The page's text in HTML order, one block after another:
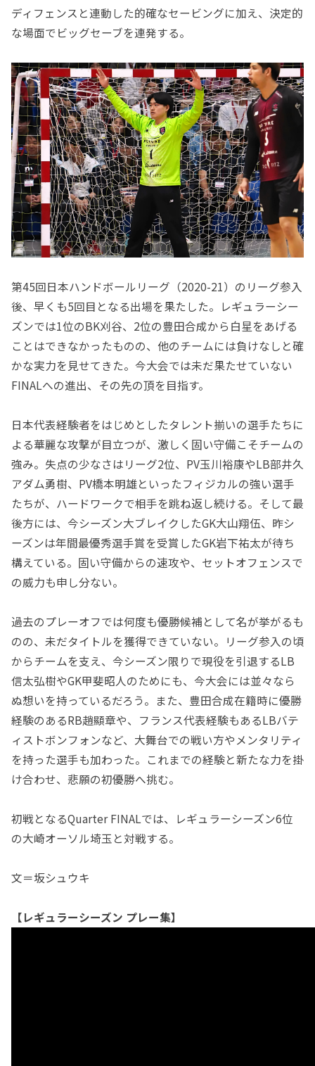
ディフェンスと連動した的確なセービングに加え、決定的
な場面でビッグセーブを連発する。
第45回日本ハンドボールリーグ（2020-21）のリーグ参入
後、早くも5回目となる出場を果たした。レギュラーシー
ズンでは1位のBK刈谷、2位の豊田合成から白星をあげる
ことはできなかったものの、他のチームには負けなしと確
かな実力を見せてきた。今大会では未だ果たせていない
FINALへの進出、その先の頂を目指す。
日本代表経験者をはじめとしたタレント揃いの選手たちに
よる華麗な攻撃が目立つが、激しく固い守備こそチームの
強み。失点の少なさはリーグ2位、PV玉川裕康やLB部井久
アダム勇樹、PV橋本明雄といったフィジカルの強い選手
たちが、ハードワークで相手を跳ね返し続ける。そして最
後方には、今シーズン大ブレイクしたGK大山翔伍、昨シ
ーズンは年間最優秀選手賞を受賞したGK岩下祐太が待ち
構えている。固い守備からの速攻や、セットオフェンスで
の威力も申し分ない。
過去のプレーオフでは何度も優勝候補として名が挙がるも
のの、未だタイトルを獲得できていない。リーグ参入の頃
からチームを支え、今シーズン限りで現役を引退するLB
信太弘樹やGK甲斐昭人のためにも、今大会には並々なら
ぬ想いを持っているだろう。また、豊田合成在籍時に優勝
経験のあるRB趙顯章や、フランス代表経験もあるLBバテ
ィストボンフォンなど、大舞台での戦い方やメンタリティ
を持った選手も加わった。これまでの経験と新たな力を掛
け合わせ、悲願の初優勝へ挑む。
初戦となるQuarter FINALでは、レギュラーシーズン6位
の大崎オーソル埼玉と対戦する。
文＝坂シュウキ
【レギュラーシーズン プレー集】